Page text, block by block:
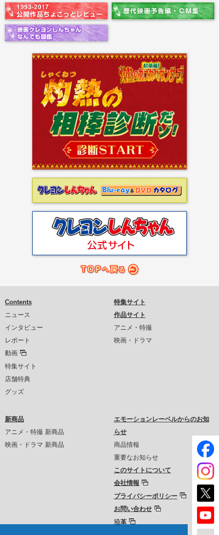
Contents
ニュース
インタビュー
レポート
動画
特集サイト
店舗特典
グッズ
特集サイト
作品サイト
アニメ・特撮
映画・ドラマ
新商品
アニメ・特撮 新商品
映画・ドラマ 新商品
エモーションレーベルからのお知
らせ
商品情報
重要なお知らせ
このサイトについて
会社情報
プライバシーポリシー
お問い合わせ
沿革